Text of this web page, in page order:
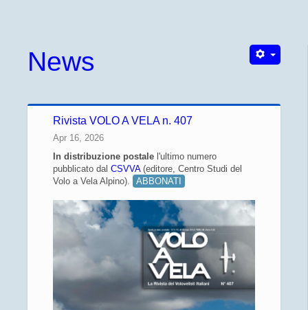
News
Rivista VOLO A VELA n. 407
Apr 16, 2026
In distribuzione postalel'ultimo numero
pubblicato dal CSVVA(editore, Centro Studi del
Volo a Vela Alpino).
ABBONATI